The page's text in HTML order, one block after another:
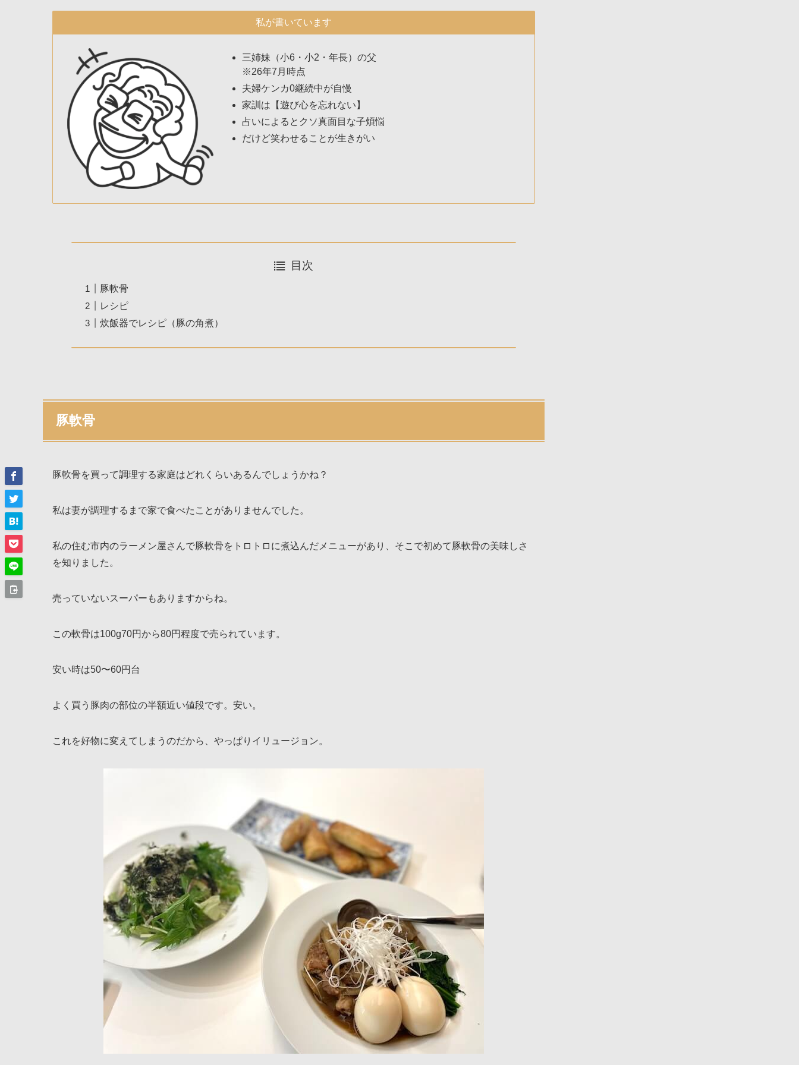
私が書いています
三姉妹（小6・小2・年長）の父
※26年7月時点
夫婦ケンカ0継続中が自慢
家訓は【遊び心を忘れない】
占いによるとクソ真面目な子煩悩
だけど笑わせることが生きがい
目次
豚軟骨
レシピ
炊飯器でレシピ（豚の角煮）
豚軟骨
豚軟骨を買って調理する家庭はどれくらいあるんでしょうかね？
私は妻が調理するまで家で食べたことがありませんでした。
私の住む市内のラーメン屋さんで豚軟骨をトロトロに煮込んだメニューがあり、そこで初めて豚軟骨の美味しさ
を知りました。
売っていないスーパーもありますからね。
この軟骨は100g70円から80円程度で売られています。
安い時は50〜60円台
よく買う豚肉の部位の半額近い値段です。安い。
これを好物に変えてしまうのだから、やっぱりイリュージョン。